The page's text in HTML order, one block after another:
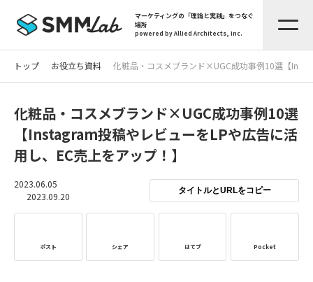
マーケティングの「理論と実践」をつなぐ
場所
powered by Allied Architects, Inc.
トップ お役立ち資料 化粧品・コスメブランド×UGC成功事例10選【
化粧品・コスメブランド×UGC成功事例10選
【Instagram投稿やレビューをLPや広告に活
用し、EC売上をアップ！】
2023.06.05
2023.09.20
タイトルとURLをコピー
ポスト シェア はてブ Pocket